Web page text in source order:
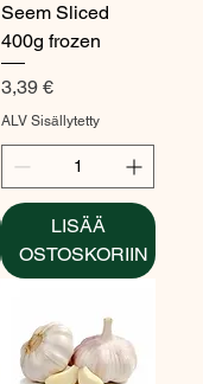
Seem Sliced
400g frozen
Hinta
3,39 €
ALV Sisällytetty
LISÄÄ
OSTOSKORIIN